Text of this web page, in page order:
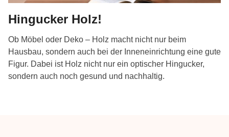
Hingucker Holz!
Ob Möbel oder Deko – Holz macht nicht nur beim
Hausbau, sondern auch bei der Inneneinrichtung eine gute
Figur. Dabei ist Holz nicht nur ein optischer Hingucker,
sondern auch noch gesund und nachhaltig.